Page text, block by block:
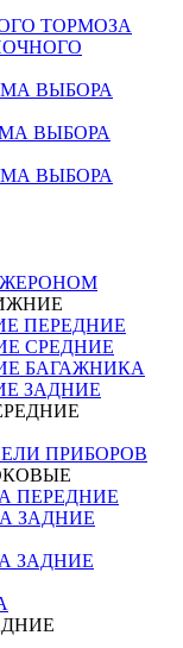
ТОРМОЗА
ВЫБОРА
ВЫБОРА
ВЫБОРА
ПЕРЕДНИЕ
СРЕДНИЕ
БАГАЖНИКА
ЗАДНИЕ
ПРИБОРОВ
ПЕРЕДНИЕ
ЗАДНИЕ
ЗАДНИЕ